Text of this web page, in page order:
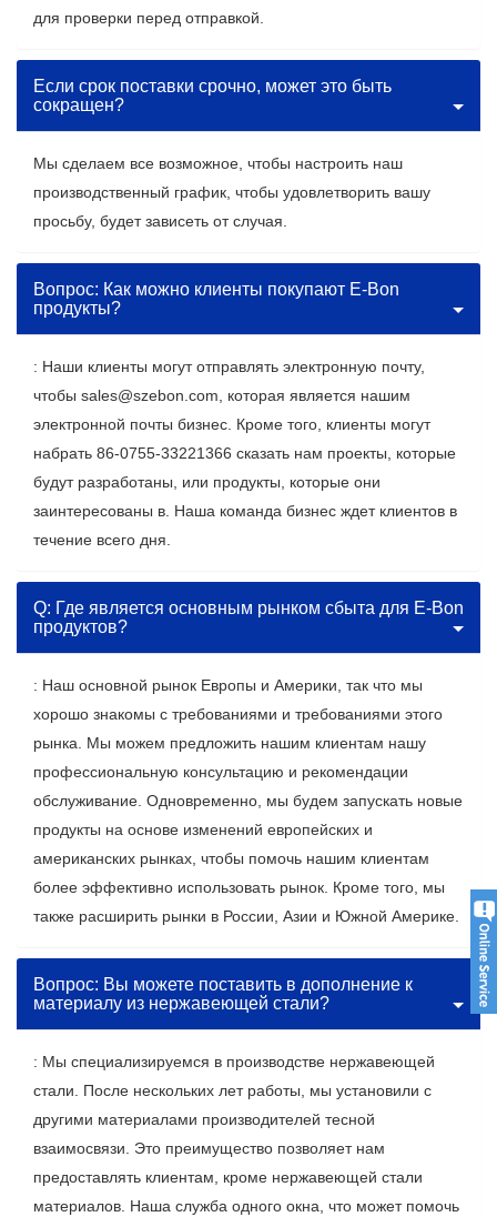
для проверки перед отправкой.
Если срок поставки срочно, может это быть
сокращен?
Мы сделаем все возможное, чтобы настроить наш
производственный график, чтобы удовлетворить вашу
просьбу, будет зависеть от случая.
Вопрос: Как можно клиенты покупают E-Bon
продукты?
: Наши клиенты могут отправлять электронную почту,
чтобы sales@szebon.com, которая является нашим
электронной почты бизнес. Кроме того, клиенты могут
набрать 86-0755-33221366 сказать нам проекты, которые
будут разработаны, или продукты, которые они
заинтересованы в. Наша команда бизнес ждет клиентов в
течение всего дня.
Q: Где является основным рынком сбыта для E-Bon
продуктов?
: Наш основной рынок Европы и Америки, так что мы
хорошо знакомы с требованиями и требованиями этого
рынка. Мы можем предложить нашим клиентам нашу
профессиональную консультацию и рекомендации
обслуживание. Одновременно, мы будем запускать новые
продукты на основе изменений европейских и
американских рынках, чтобы помочь нашим клиентам
более эффективно использовать рынок. Кроме того, мы
также расширить рынки в России, Азии и Южной Америке.
Вопрос: Вы можете поставить в дополнение к
материалу из нержавеющей стали?
: Мы специализируемся в производстве нержавеющей
стали. После нескольких лет работы, мы установили с
другими материалами производителей тесной
взаимосвязи. Это преимущество позволяет нам
предоставлять клиентам, кроме нержавеющей стали
материалов. Наша служба одного окна, что может помочь